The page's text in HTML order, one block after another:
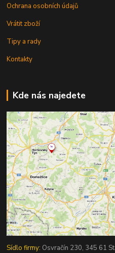
Ochrana osobních údajů
Vrátit zboží
Tipy a rady
Kontakty
Kde nás najedete
Sídlo firmy: Osvračín 230, 345 61